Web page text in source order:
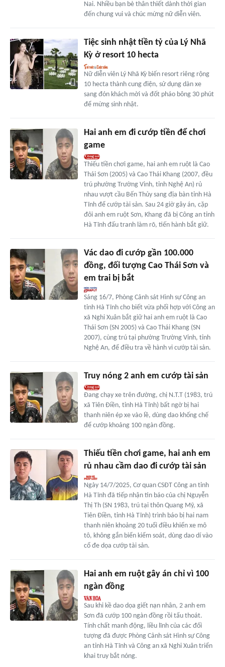
Nai. Nhiều bạn bè thân thiết dành thời gian
đến chung vui và chúc mừng nữ diễn viên.
Tiệc sinh nhật tiền tỷ của Lý Nhã
Kỳ ở resort 10 hecta
Nữ diễn viên Lý Nhã Kỳ biến resort riêng rộng
10 hecta thành cung điện, sử dụng dàn xe
sang đón khách mời và đốt pháo bông 30 phút
để mừng sinh nhật.
Hai anh em đi cướp tiền để chơi
game
Thiếu tiền chơi game, hai anh em ruột là Cao
Thái Sơn (2005) và Cao Thái Khang (2007, đều
trú phường Trường Vinh, tỉnh Nghệ An) rủ
nhau vượt cầu Bến Thủy sang địa bàn tỉnh Hà
Tĩnh để cướp tài sản. Sau 24 giờ gây án, cặp
đôi anh em ruột Sơn, Khang đã bị Công an tỉnh
Hà Tĩnh đấu tranh làm rõ, tiến hành bắt giữ.
Vác dao đi cướp gần 100.000
đồng, đối tượng Cao Thái Sơn và
em trai bị bắt
Sáng 16/7, Phòng Cảnh sát Hình sự Công an
tỉnh Hà Tĩnh cho biết vừa phối hợp với Công an
xã Nghi Xuân bắt giữ hai anh em ruột là Cao
Thái Sơn (SN 2005) và Cao Thái Khang (SN
2007), cùng trú tại phường Trường Vinh, tỉnh
Nghệ An, để điều tra về hành vi cướp tài sản.
Truy nóng 2 anh em cướp tài sản
Đang chạy xe trên đường, chị N.T.T (1983, trú
xã Tiên Điền, tỉnh Hà Tĩnh) bất ngờ bị hai
thanh niên ép xe vào lề, dùng dao khống chế
để cướp khoảng 100 ngàn đồng.
Thiếu tiền chơi game, hai anh em
rủ nhau cầm dao đi cướp tài sản
Ngày 14/7/2025, Cơ quan CSĐT Công an tỉnh
Hà Tĩnh đã tiếp nhận tin báo của chị Nguyễn
Thị Th (SN 1983, trú tại thôn Quang Mỹ, xã
Tiên Điền, tỉnh Hà Tĩnh) trình báo bị hai nam
thanh niên khoảng 20 tuổi điều khiển xe mô
tô, không gắn biển kiểm soát, dùng dao dí vào
cổ đe dọa cướp tài sản.
Hai anh em ruột gây án chỉ vì 100
ngàn đồng
Sau khi kề dao dọa giết nạn nhân, 2 anh em
Sơn đã cướp 100 ngàn đồng rồi tẩu thoát.
Tính chất manh động, liều lĩnh của các đối
tượng đã được Phòng Cảnh sát Hình sự Công
an tỉnh Hà Tĩnh và Công an xã Nghi Xuân triển
khai truy bắt nóng.